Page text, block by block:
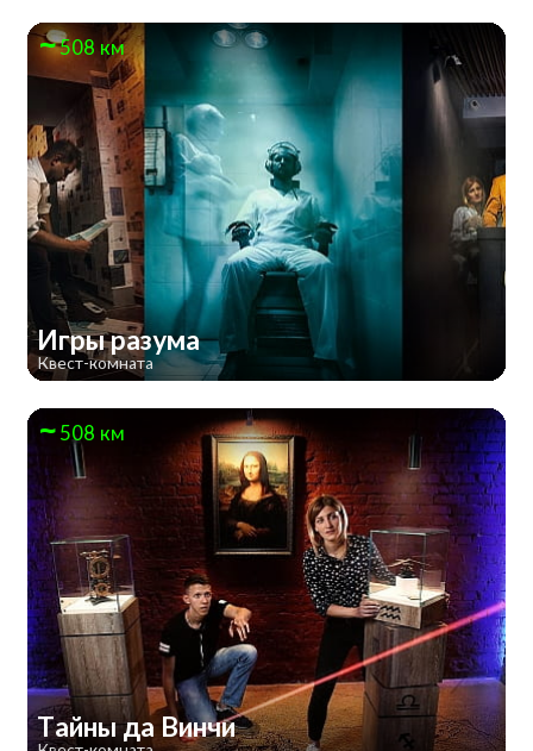
508 км
Игры разума
Квест-комната
508 км
Тайны да Винчи